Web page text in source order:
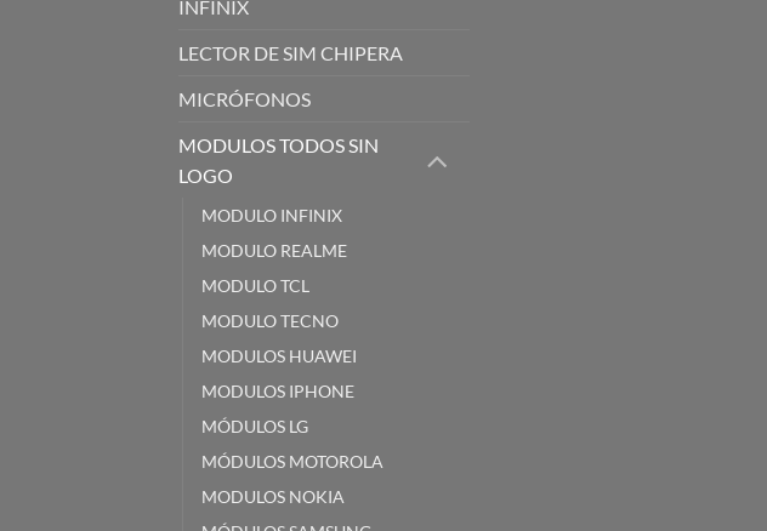
INFINIX
LECTOR DE SIM CHIPERA
MICRÓFONOS
MODULOS TODOS SIN
LOGO
MODULO INFINIX
MODULO REALME
MODULO TCL
MODULO TECNO
MODULOS HUAWEI
MODULOS IPHONE
MÓDULOS LG
MÓDULOS MOTOROLA
MODULOS NOKIA